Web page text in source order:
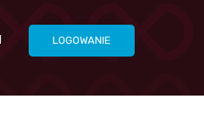
LOGOWANIE